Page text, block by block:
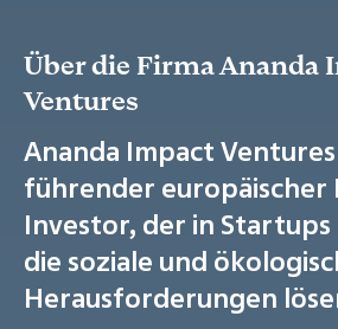
Über die Firma Ananda
Ventures
Ananda Impact
führender europäischer
Investor, der in
die soziale und
Herausforderungen